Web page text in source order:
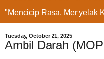
"Mencicip Rasa, Menyelak
Tuesday, October 21, 2025
Ambil Darah